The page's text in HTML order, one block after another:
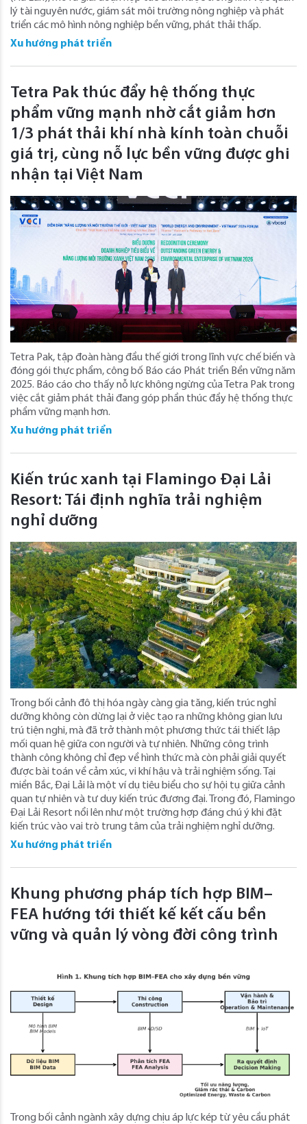
lý tài nguyên nước, giám sát môi trường nông nghiệp và phát
triển các mô hình nông nghiệp bền vững, phát thải thấp.
Xu hướng phát triển
Tetra Pak thúc đẩy hệ thống thực
phẩm vững mạnh nhờ cắt giảm hơn
1/3 phát thải khí nhà kính toàn chuỗi
giá trị, cùng nỗ lực bền vững được ghi
nhận tại Việt Nam
Tetra Pak, tập đoàn hàng đầu thế giới trong lĩnh vực chế biến và
đóng gói thực phẩm, công bố Báo cáo Phát triển Bền vững năm
2025. Báo cáo cho thấy nỗ lực không ngừng của Tetra Pak trong
việc cắt giảm phát thải đang góp phần thúc đẩy hệ thống thực
phẩm vững mạnh hơn.
Xu hướng phát triển
Kiến trúc xanh tại Flamingo Đại Lải
Resort: Tái định nghĩa trải nghiệm
nghỉ dưỡng
Trong bối cảnh đô thị hóa ngày càng gia tăng, kiến trúc nghỉ
dưỡng không còn dừng lại ở việc tạo ra những không gian lưu
trú tiện nghi, mà đã trở thành một phương thức tái thiết lập
mối quan hệ giữa con người và tự nhiên. Những công trình
thành công không chỉ đẹp về hình thức mà còn phải giải quyết
được bài toán về cảm xúc, vi khí hậu và trải nghiệm sống. Tại
miền Bắc, Đại Lải là một ví dụ tiêu biểu cho sự hội tụ giữa cảnh
quan tự nhiên và tư duy kiến trúc đương đại. Trong đó, Flamingo
Đại Lải Resort nổi lên như một trường hợp đáng chú ý khi đặt
kiến trúc vào vai trò trung tâm của trải nghiệm nghỉ dưỡng.
Xu hướng phát triển
Khung phương pháp tích hợp BIM–
FEA hướng tới thiết kế kết cấu bền
vững và quản lý vòng đời công trình
Trong bối cảnh ngành xây dựng chịu áp lực kép từ yêu cầu phát